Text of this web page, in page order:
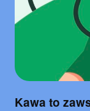
Kawa to